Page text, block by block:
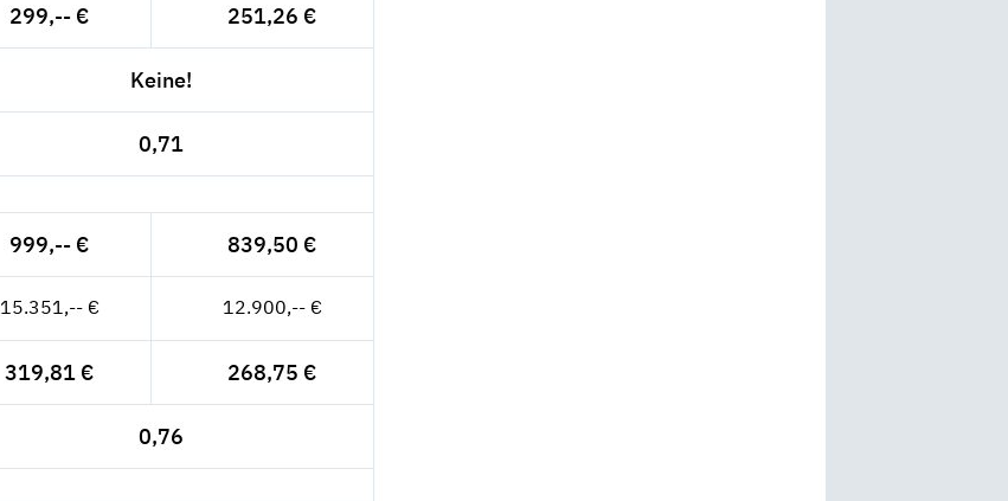
299,-- € 251,26 €
Keine!
0,71
999,-- € 839,50 €
15.351,-- € 12.900,-- €
319,81 € 268,75 €
0,76